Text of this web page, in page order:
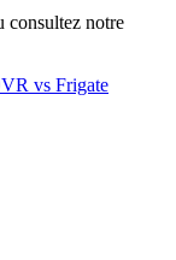
consultez notre
vs Frigate